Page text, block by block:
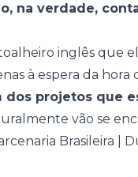
na verdade,
inglês que
à espera da hora
dos projetos que
vão se